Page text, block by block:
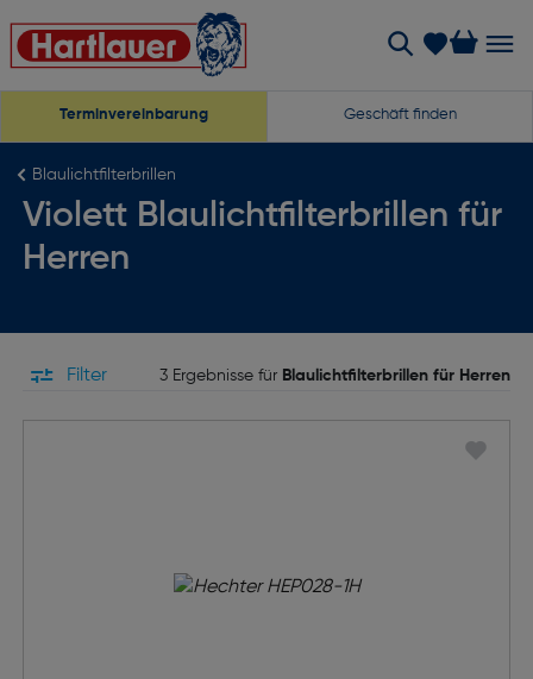
Terminvereinbarung Geschäft finden
Blaulichtfilterbrillen
Violett Blaulichtfilterbrillen für
Herren
Filter 3 Ergebnisse für Blaulichtfilterbrillen für Herren